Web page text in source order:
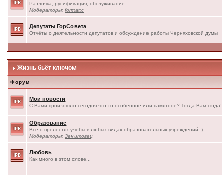
Разлочка, русификация, обслуживание
Модераторы:format:c
Депутаты ГорСовета
Отчёты о деятельности депутатов и обсуждение работы Черняховской думы
Жизнь бьёт ключом
Форум
Мои новости
С Вами произошло сегодня что-то особенное или памятное? Тогда Вам сюда!
Образование
Все о прелестях учебы в любых видах образовательных учреждений :)
Модераторы:Зенитовец
Любовь
Как много в этом слове...